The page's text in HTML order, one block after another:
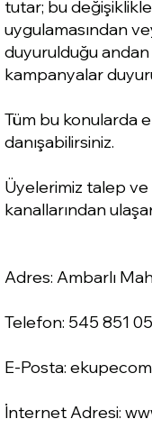
tutar; bu
uygulamasından
duyurulduğu
kampanyalar
Tüm bu konularda
danışabilirsiniz.
Üyelerimiz talep
kanallarından
Adres: Ambarlı
Telefon: 545 851
E-Posta:
İnternet Adresi: